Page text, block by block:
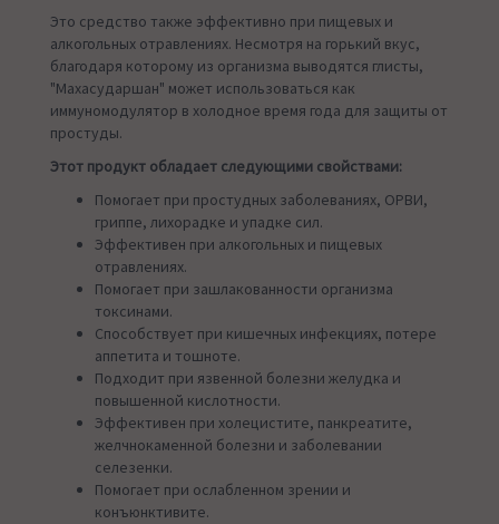
Это средство также эффективно при пищевых и
алкогольных отравлениях. Несмотря на горький вкус,
благодаря которому из организма выводятся глисты,
"Махасударшан" может использоваться как
иммуномодулятор в холодное время года для защиты от
простуды.
Этот продукт обладает следующими свойствами:
Помогает при простудных заболеваниях, ОРВИ,
гриппе, лихорадке и упадке сил.
Эффективен при алкогольных и пищевых
отравлениях.
Помогает при зашлакованности организма
токсинами.
Способствует при кишечных инфекциях, потере
аппетита и тошноте.
Подходит при язвенной болезни желудка и
повышенной кислотности.
Эффективен при холецистите, панкреатите,
желчнокаменной болезни и заболевании
селезенки.
Помогает при ослабленном зрении и
конъюнктивите.